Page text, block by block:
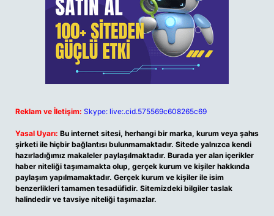
Reklam ve İletişim: Skype: live:.cid.575569c608265c69
Yasal Uyarı: Bu internet sitesi, herhangi bir marka, kurum veya şahıs
şirketi ile hiçbir bağlantısı bulunmamaktadır. Sitede yalnızca kendi
hazırladığımız makaleler paylaşılmaktadır. Burada yer alan içerikler
haber niteliği taşımamakta olup, gerçek kurum ve kişiler hakkında
paylaşım yapılmamaktadır. Gerçek kurum ve kişiler ile isim
benzerlikleri tamamen tesadüfidir. Sitemizdeki bilgiler taslak
halindedir ve tavsiye niteliği taşımazlar.